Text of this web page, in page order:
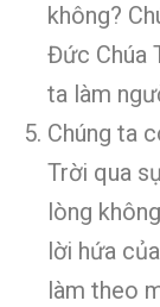
không?
Đức Chúa
ta làm
Chúng ta
Trời qua
lòng
lời hứa
làm theo